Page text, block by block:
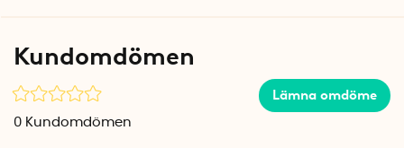
i flera storlekar så att du kan skapa en enhetlig look i
Mått: Ø 8,5 x 17 cm
Kundomdömen
Lämna omdöme
0 Kundomdömen